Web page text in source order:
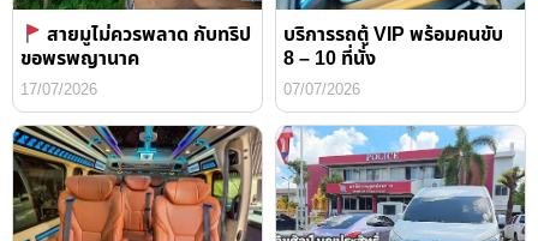
สายมูไม่ควรพลาด กับทริป
ขอพรพญานาค
17/07/2026
บริการรถตู้ VIP พร้อมคนขับ
8 – 10 ที่นั่ง
07/07/2026